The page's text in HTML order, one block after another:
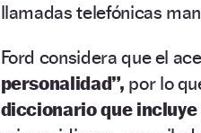
llamadas telefónicas
Ford considera que el
personalidad”, por lo
diccionario que